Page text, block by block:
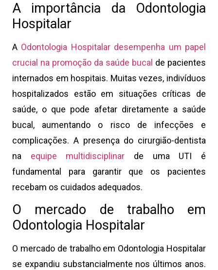
A importância da Odontologia
Hospitalar
A Odontologia Hospitalar desempenha um papel
crucial na promoção da saúde bucal de pacientes
internados em hospitais. Muitas vezes, indivíduos
hospitalizados estão em situações críticas de
saúde, o que pode afetar diretamente a saúde
bucal, aumentando o risco de infecções e
complicações. A presença do cirurgião-dentista
na equipe multidisciplinar de uma UTI é
fundamental para garantir que os pacientes
recebam os cuidados adequados.
O mercado de trabalho em
Odontologia Hospitalar
O mercado de trabalho em Odontologia Hospitalar
se expandiu substancialmente nos últimos anos.